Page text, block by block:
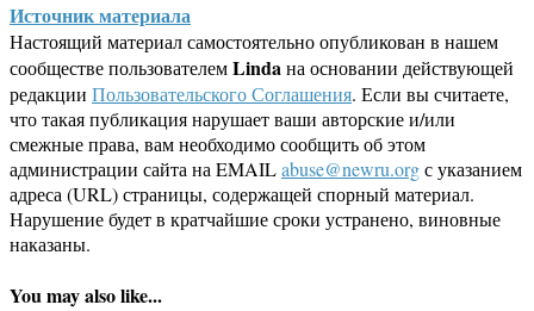
Источник материала
Настоящий материал самостоятельно опубликован в нашем
сообществе пользователемLindaна основании действующей
редакции Пользовательского Соглашения. Если вы считаете,
что такая публикация нарушает ваши авторские и/или
смежные права, вам необходимо сообщить об этом
администрации сайта на EMAILabuse@newru.orgс указанием
адреса (URL) страницы, содержащей спорный материал.
Нарушение будет в кратчайшие сроки устранено, виновные
наказаны.
You may also like...